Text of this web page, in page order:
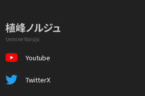
植峰ノルジュ
Uemine Noruju
Youtube
TwitterX